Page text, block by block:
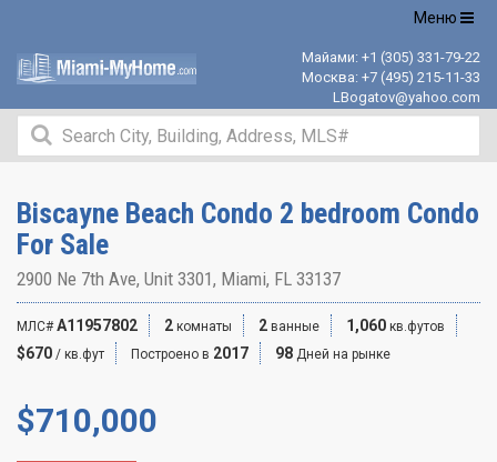
Открыть
Меню
Майами: +1 (305) 331-79-22
Москва: +7 (495) 215-11-33
LBogatov@yahoo.com
Biscayne Beach Condo 2 bedroom Condo
For Sale
2900 Ne 7th Ave, Unit 3301, Miami, FL 33137
МЛС# A11957802 2 комнаты 2 ванные 1,060 кв.футов
$670 / кв.фут Построено в 2017 98 Дней на рынке
$710,000